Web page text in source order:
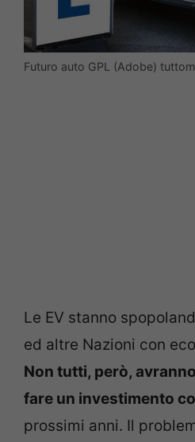
Futuro auto GPL (Adobe)
Le EV stanno
ed altre Nazioni con
Non tutti, però,
fare un investimento
prossimi anni. Il